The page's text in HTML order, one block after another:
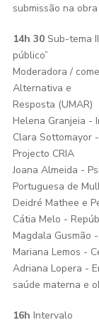
submissão na
14h 30Sub-tema
público”
Moderadora /
Alternativa e
Resposta (UMAR)
Helena Granjeia -
Clara Sottomayor
Projecto CRIA
Joana Almeida -
Portuguesa de
Deidré Mathee e
Cátia Melo -
Magdala Gusmão
Mariana Lemos -
Adriana Lopera -
saúde materna e
16h Intervalo